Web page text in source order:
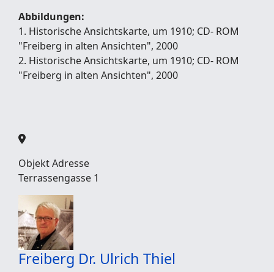
Abbildungen:
1. Historische Ansichtskarte, um 1910; CD- ROM
"Freiberg in alten Ansichten", 2000
2. Historische Ansichtskarte, um 1910; CD- ROM
"Freiberg in alten Ansichten", 2000
Objekt Adresse
Terrassengasse 1
Freiberg Dr. Ulrich Thiel